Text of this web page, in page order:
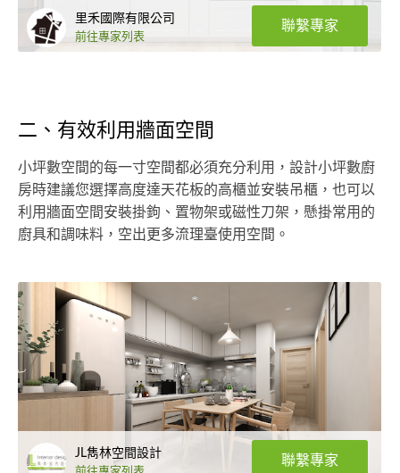
里禾國際有限公司
前往專家列表
聯繫專家
二、有效利用牆面空間
小坪數空間的每一寸空間都必須充分利用，設計小坪數廚
房時建議您選擇高度達天花板的高櫃並安裝吊櫃，也可以
利用牆面空間安裝掛鉤、置物架或磁性刀架，懸掛常用的
廚具和調味料，空出更多流理臺使用空間。
JL雋林空間設計 聯繫專家